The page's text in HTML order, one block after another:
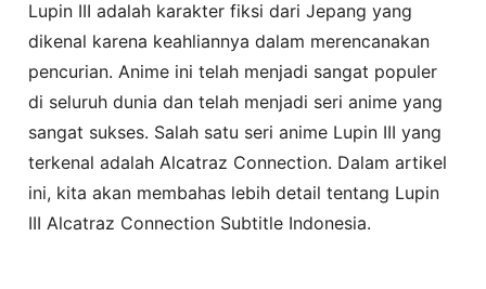
Lupin III adalah karakter fiksi dari Jepang yang
dikenal karena keahliannya dalam merencanakan
pencurian. Anime ini telah menjadi sangat populer
di seluruh dunia dan telah menjadi seri anime yang
sangat sukses. Salah satu seri anime Lupin III yang
terkenal adalah Alcatraz Connection. Dalam artikel
ini, kita akan membahas lebih detail tentang Lupin
III Alcatraz Connection Subtitle Indonesia.